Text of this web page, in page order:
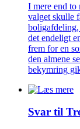
I mere end to
valget skulle
det endeligt
frem for en
den almene
bekymring
Svar til